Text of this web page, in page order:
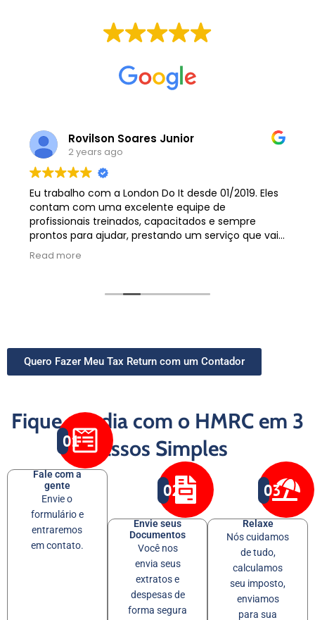
Rovilson Soares Junior
2 years ago
Eu trabalho com a London Do It desde 01/2019. Eles
contam com uma excelente equipe de
profissionais treinados, capacitados e sempre
prontos para ajudar, prestando um serviço que vai
de encontro às necessidades da minha empresa.
Read more
Quero Fazer Meu Tax Return com um Contador
Fique em dia com o HMRC em 3
Passos Simples
01
Fale com a
gente
Envie o
formulário e
entraremos
em contato.
02
Envie seus
Documentos
Você nos
envia seus
extratos e
despesas de
forma segura
03
Relaxe
Nós cuidamos
de tudo,
calculamos
seu imposto,
enviamos
para sua